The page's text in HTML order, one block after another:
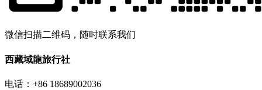
微信扫描二维码，随时联系我们
西藏域龍旅行社
电话：+86 18689002036